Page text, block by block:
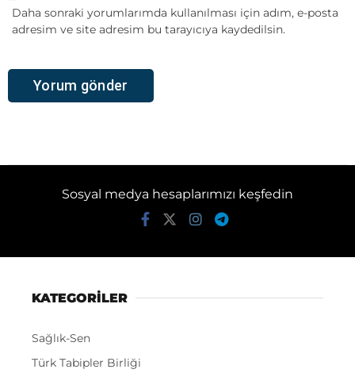
Daha sonraki yorumlarımda kullanılması için adım, e-posta
adresim ve site adresim bu tarayıcıya kaydedilsin.
Sosyal medya hesaplarımızı keşfedin
KATEGORİLER
Sağlık-Sen
Türk Tabipler Birliği